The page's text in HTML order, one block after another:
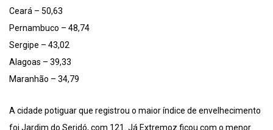
Ceará – 50,63
Pernambuco – 48,74
Sergipe – 43,02
Alagoas – 39,33
Maranhão – 34,79
A cidade potiguar que registrou o maior índice de envelhecimento
foi Jardim do Seridó, com 121. Já Extremoz ficou com o menor